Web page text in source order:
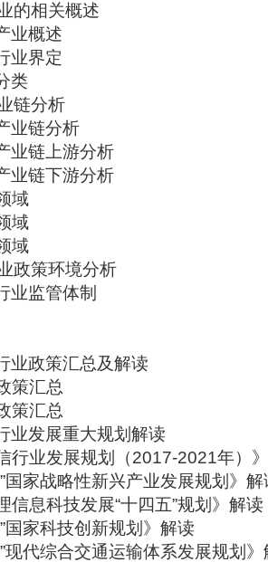
的相关概述
业概述
业界定
类
链分析
业链分析
业链上游分析
业链下游分析
域
域
域
政策环境分析
业监管体制
业政策汇总及解读
策汇总
策汇总
业发展重大规划解读
行业发展规划（2017-2021年）
”国家战略性新兴产业发展规划》解
信息科技发展“十四五”规划》解读
”国家科技创新规划》解读
”现代综合交通运输体系发展规划